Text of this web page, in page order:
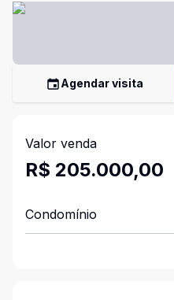
Agendar visita
Valor venda
R$ 205.000,00
Condomínio